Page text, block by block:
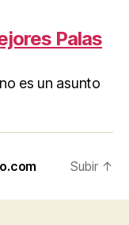
Palas
es un asunto
Subir ↑